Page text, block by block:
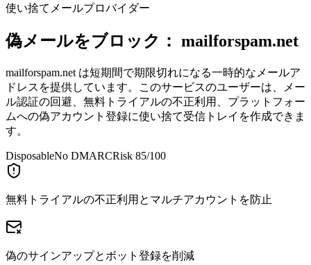
使い捨てメールプロバイダー
偽メールをブロック： mailforspam.net
mailforspam.net は短期間で期限切れになる一時的なメールア
ドレスを提供しています。このサービスのユーザーは、メー
ル認証の回避、無料トライアルの不正利用、プラットフォー
ムへの偽アカウント登録に使い捨て受信トレイを作成できま
す。
DisposableNo DMARCRisk 85/100
無料トライアルの不正利用とマルチアカウントを防止
偽のサインアップとボット登録を削減